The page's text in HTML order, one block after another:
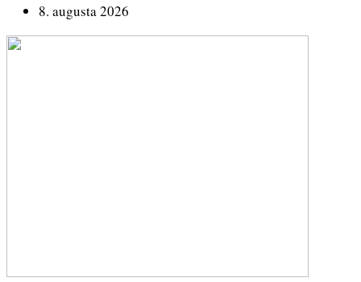
8. augusta 2026